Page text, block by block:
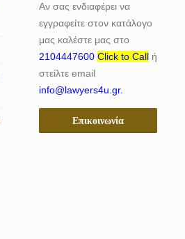
Αν σας ενδιαφέρει να
εγγραφείτε στον κατάλογο
μας καλέστε μας στο
2104447600 Click to Callή
στείλτε email
info@lawyers4u.gr.
Επικοινωνία